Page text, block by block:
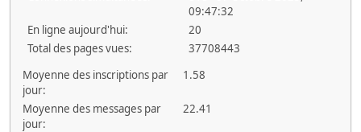
09:47:32
En ligne aujourd'hui:
20
Total des pages vues:
37708443
Moyenne des inscriptions par
jour:
1.58
Moyenne des messages par
jour:
22.41